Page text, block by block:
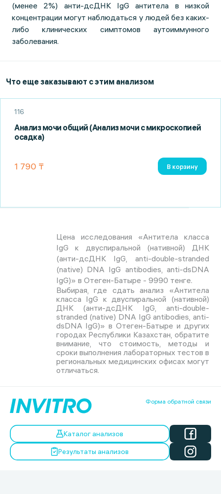
(менее 2%) анти-дсДНК IgG антитела в низкой
концентрации могут наблюдаться у людей без каких-
либо клинических симптомов аутоиммунного
заболевания.
Что еще заказывают с этим анализом
116
Анализ мочи общий (Анализ мочи с микроскопией
осадка)
1 790 ₸ В корзину
Цена исследования «Антитела класса
IgG к двуспиральной (нативной) ДНК
(анти-дсДНК IgG, anti-double-stranded
(native) DNA IgG antibodies, anti-dsDNA
IgG)» в Отеген-Батыре - 9990 тенге.
Выбирая, где сдать анализ «Антитела
класса IgG к двуспиральной (нативной)
ДНК (анти-дсДНК IgG, anti-double-
stranded (native) DNA IgG antibodies, anti-
dsDNA IgG)» в Отеген-Батыре и других
городах Республики Казахстан, обратите
внимание, что стоимость, методы и
сроки выполнения лабораторных тестов в
региональных медицинских офисах могут
отличаться.
Форма обратной связи
Каталог анализов
Результаты анализов